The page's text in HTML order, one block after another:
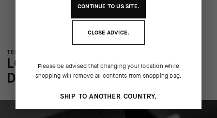
TECNOLOGÍA DEL PRODUCTO
LOS DETALLES MÁS SUTILES
DEL PRODUCTO
CONTINUE TOUSSITE.
CLOSE ADVICE.
Please be advised that changing your location while
shopping will remove all contents from shopping bag.
SHIP TO ANOTHER COUNTRY.